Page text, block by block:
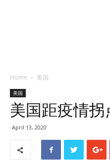
Home 美国
美国
美国距疫情拐
April 13, 2020